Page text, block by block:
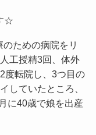
☆
ための病院をリ
工授精3回、体外
度転院し、3つ目の
していたところ、
に40歳で娘を出産